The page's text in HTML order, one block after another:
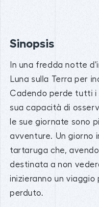
Sinopsis
In una fredda notte
Luna sulla Terra per
Cadendo perde tutti i
sua capacità di
le sue giornate sono
avventure. Un giorno
tartaruga che,
destinata a non
inizieranno un
perduto.